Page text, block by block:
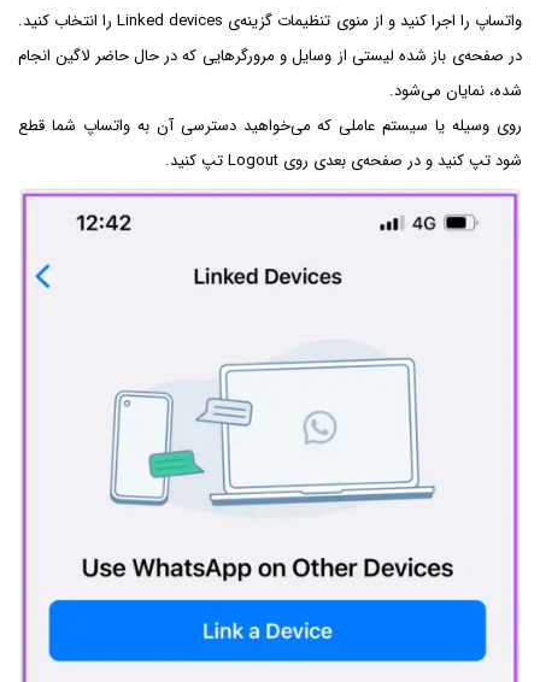
واتساپ را اجرا کنید و از منوی تنظیمات گزینه‌ی Linked devices را انتخاب کنید.
در صفحه‌ی باز شده لیستی از وسایل و مرورگرهایی که در حال حاضر لاگین انجام
شده، نمایان می‌شود.
روی وسیله یا سیستم عاملی که می‌خواهید دسترسی آن به واتساپ شما قطع
شود تپ کنید و در صفحه‌ی بعدی روی Logout تپ کنید.